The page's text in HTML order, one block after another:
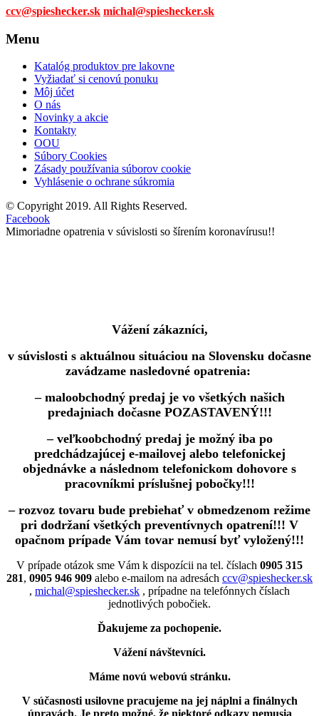
ccv@spieshecker.sk michal@spieshecker.sk
Menu
Katalóg produktov pre lakovne
Vyžiadať si cenovú ponuku
Môj účet
O nás
Novinky a akcie
Kontakty
OOU
Súbory Cookies
Zásady používania súborov cookie
Vyhlásenie o ochrane súkromia
© Copyright 2019. All Rights Reserved.
Facebook
Mimoriadne opatrenia v súvislosti so šírením koronavírusu!!
Vážení zákazníci,
v súvislosti s aktuálnou situáciou na Slovensku dočasne
zavádzame nasledovné opatrenia:
– maloobchodný predaj je vo všetkých našich
predajniach dočasne POZASTAVENÝ!!!
– veľkoobchodný predaj je možný iba po
predchádzajúcej e-mailovej alebo telefonickej
objednávke a následnom telefonickom dohovore s
pracovníkmi príslušnej pobočky!!!
– rozvoz tovaru bude prebiehať v obmedzenom režime
pri dodržaní všetkých preventívnych opatrení!!! V
opačnom prípade Vám tovar nemusí byť vyložený!!!
V prípade otázok sme Vám k dispozícii na tel. číslach 0905 315
281, 0905 946 909 alebo e-mailom na adresách ccv@spieshecker.sk
, michal@spieshecker.sk , prípadne na telefónnych číslach
jednotlivých pobočiek.
Ďakujeme za pochopenie.
Vážení návštevníci.
Máme novú webovú stránku.
V súčasnosti usilovne pracujeme na jej náplni a finálnych